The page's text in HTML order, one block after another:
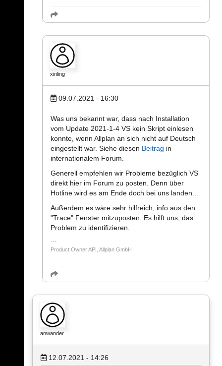
xinling
09.07.2021 - 16:30
Was uns bekannt war, dass nach Installation
vom Update 2021-1-4 VS kein Skript einlesen
konnte, wenn Allplan an sich nicht auf Deutsch
eingestellt war. Siehe diesen Beitrag in
internationalem Forum.
Generell empfehlen wir Probleme bezüglich VS
direkt hier im Forum zu posten. Denn über
Hotline wird es am Ende doch bei uns landen...
Außerdem es wäre sehr hilfreich, info aus den
"Trace" Fenster mitzuposten. Es hilft uns, das
Problem zu identifizieren.
Product Owner API, Allplan GmbH
anwander
12.07.2021 - 14:26